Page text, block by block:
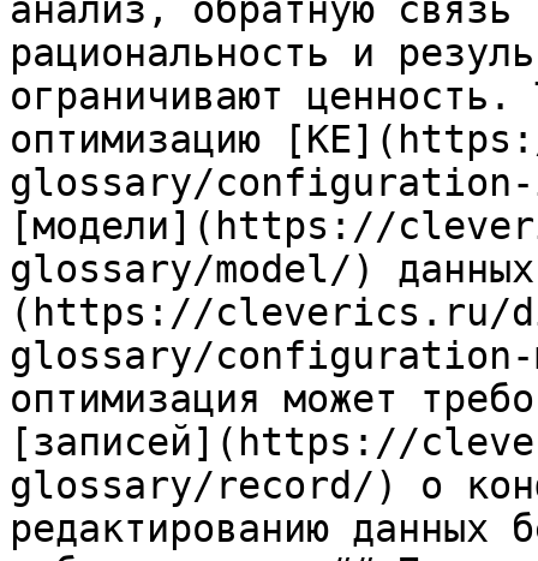
анализ, обратную
рациональность и
ограничивают
оптимизацию
glossary/configuration-
[модели](https://
glossary/model/) данных
(https://cleverics.ru/
glossary/configuration-
оптимизация может
[записей](https://
glossary/record/) о
редактированию данных